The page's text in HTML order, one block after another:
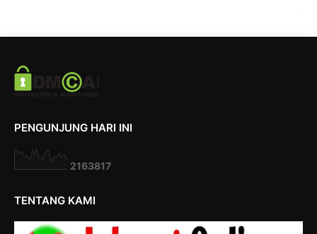
PENGUNJUNG HARI INI
2163817
TENTANG KAMI